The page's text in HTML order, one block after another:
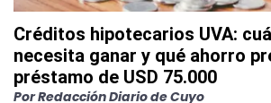
Créditos hipotecarios UVA:
necesita ganar y qué ahorro
préstamo de USD 75.000
PorRedacción Diario de Cuyo